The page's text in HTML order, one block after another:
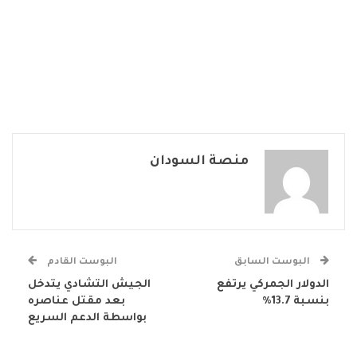
منصة السودان
البوست السابق
الدولار الجمركي يرتفع
بنسبة 13.7%
البوست القادم
الجيش التشادي يتدخل
بعد مقتل عناصره
بواسطة الدعم السريع